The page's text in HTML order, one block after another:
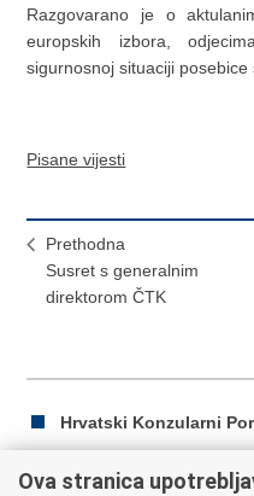
Razgovarano je o
europskih izbora,
sigurnosnoj situaciji
Pisane vijesti
Prethodna
Susret s generalnim
direktorom ČTK
Hrvatski Konzularni
Ova stranica